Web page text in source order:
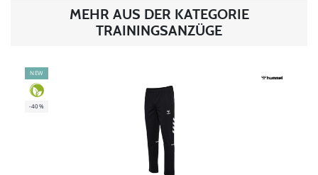
MEHR AUS DER KATEGORIE
TRAININGSANZÜGE
NEW
-40%